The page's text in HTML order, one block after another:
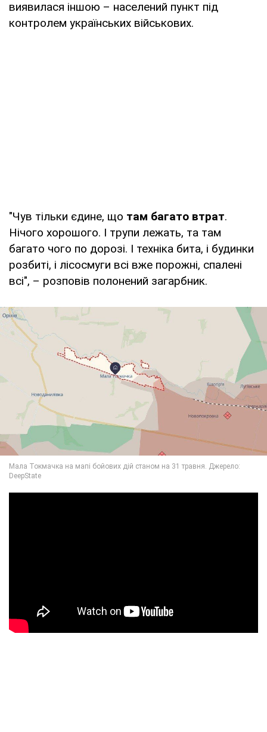
виявилася іншою – населений пункт під
контролем українських військових.
"Чув тільки єдине, що там багато втрат.
Нічого хорошого. І трупи лежать, та там
багато чого по дорозі. І техніка бита, і будинки
розбиті, і лісосмуги всі вже порожні, спалені
всі", – розповів полонений загарбник.